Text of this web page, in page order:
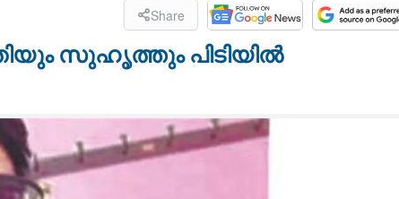
Share
സു​ഹൃ​ത്തും​ ​പി​ടി​യിൽ